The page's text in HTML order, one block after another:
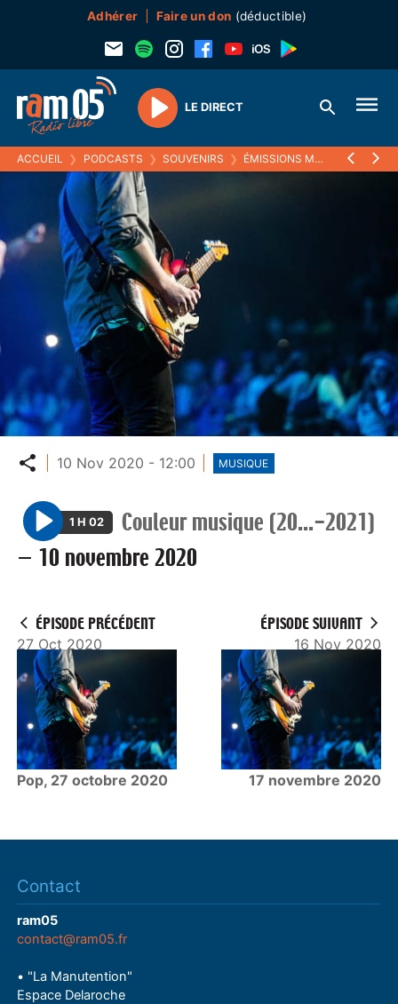
Adhérer Faire un don (déductible)
Play
LE DIRECT
ACCUEIL ❯ PODCASTS ❯ SOUVENIRS ❯ ÉMISSIONS MUSICALES (SOUVENIRS)
Partager
10 Nov 2020 - 12:00 MUSIQUE
P
l
1 H 02
Couleur musique (20...-2021)
— 10 novembre 2020
ÉPISODE PRÉCÉDENT
27 Oct 2020
Pop, 27 octobre 2020
ÉPISODE SUIVANT
16 Nov 2020
17 novembre 2020
Contact
ram05
contact@ram05.fr
• "La Manutention"
Espace Delaroche